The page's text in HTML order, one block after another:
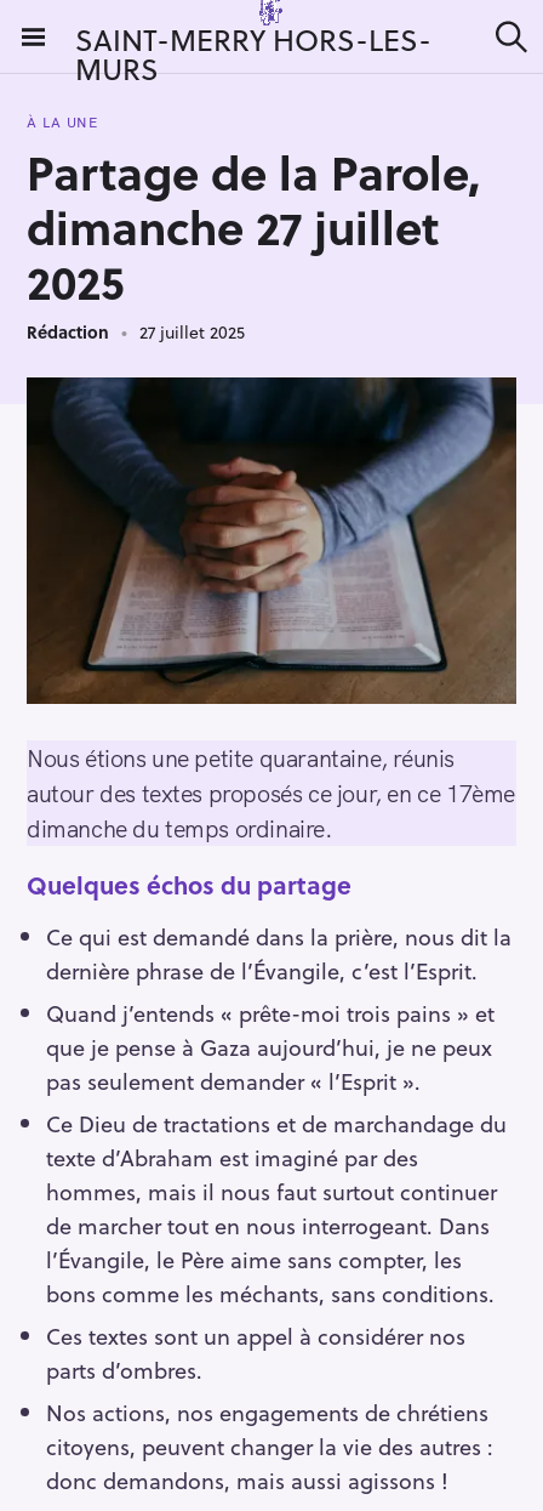
i
SAINT-MERRY HORS-LES-
MURS e
À LA UNE
Partage de la Parole,
dimanche 27 juillet
2025
Rédaction 27 juillet 2025
Nous étions une petite quarantaine, réunis
autour des textes proposés ce jour, en ce 17ème
dimanche du temps ordinaire.
Quelques échos du partage
Ce qui est demandé dans la prière, nous dit la
dernière phrase de l’Évangile, c’est l’Esprit.
Quand j’entends « prête-moi trois pains » et
que je pense à Gaza aujourd’hui, je ne peux
pas seulement demander « l’Esprit ».
Ce Dieu de tractations et de marchandage du
texte d’Abraham est imaginé par des
hommes, mais il nous faut surtout continuer
de marcher tout en nous interrogeant. Dans
l’Évangile, le Père aime sans compter, les
bons comme les méchants, sans conditions.
Ces textes sont un appel à considérer nos
parts d’ombres.
Nos actions, nos engagements de chrétiens
citoyens, peuvent changer la vie des autres :
donc demandons, mais aussi agissons !